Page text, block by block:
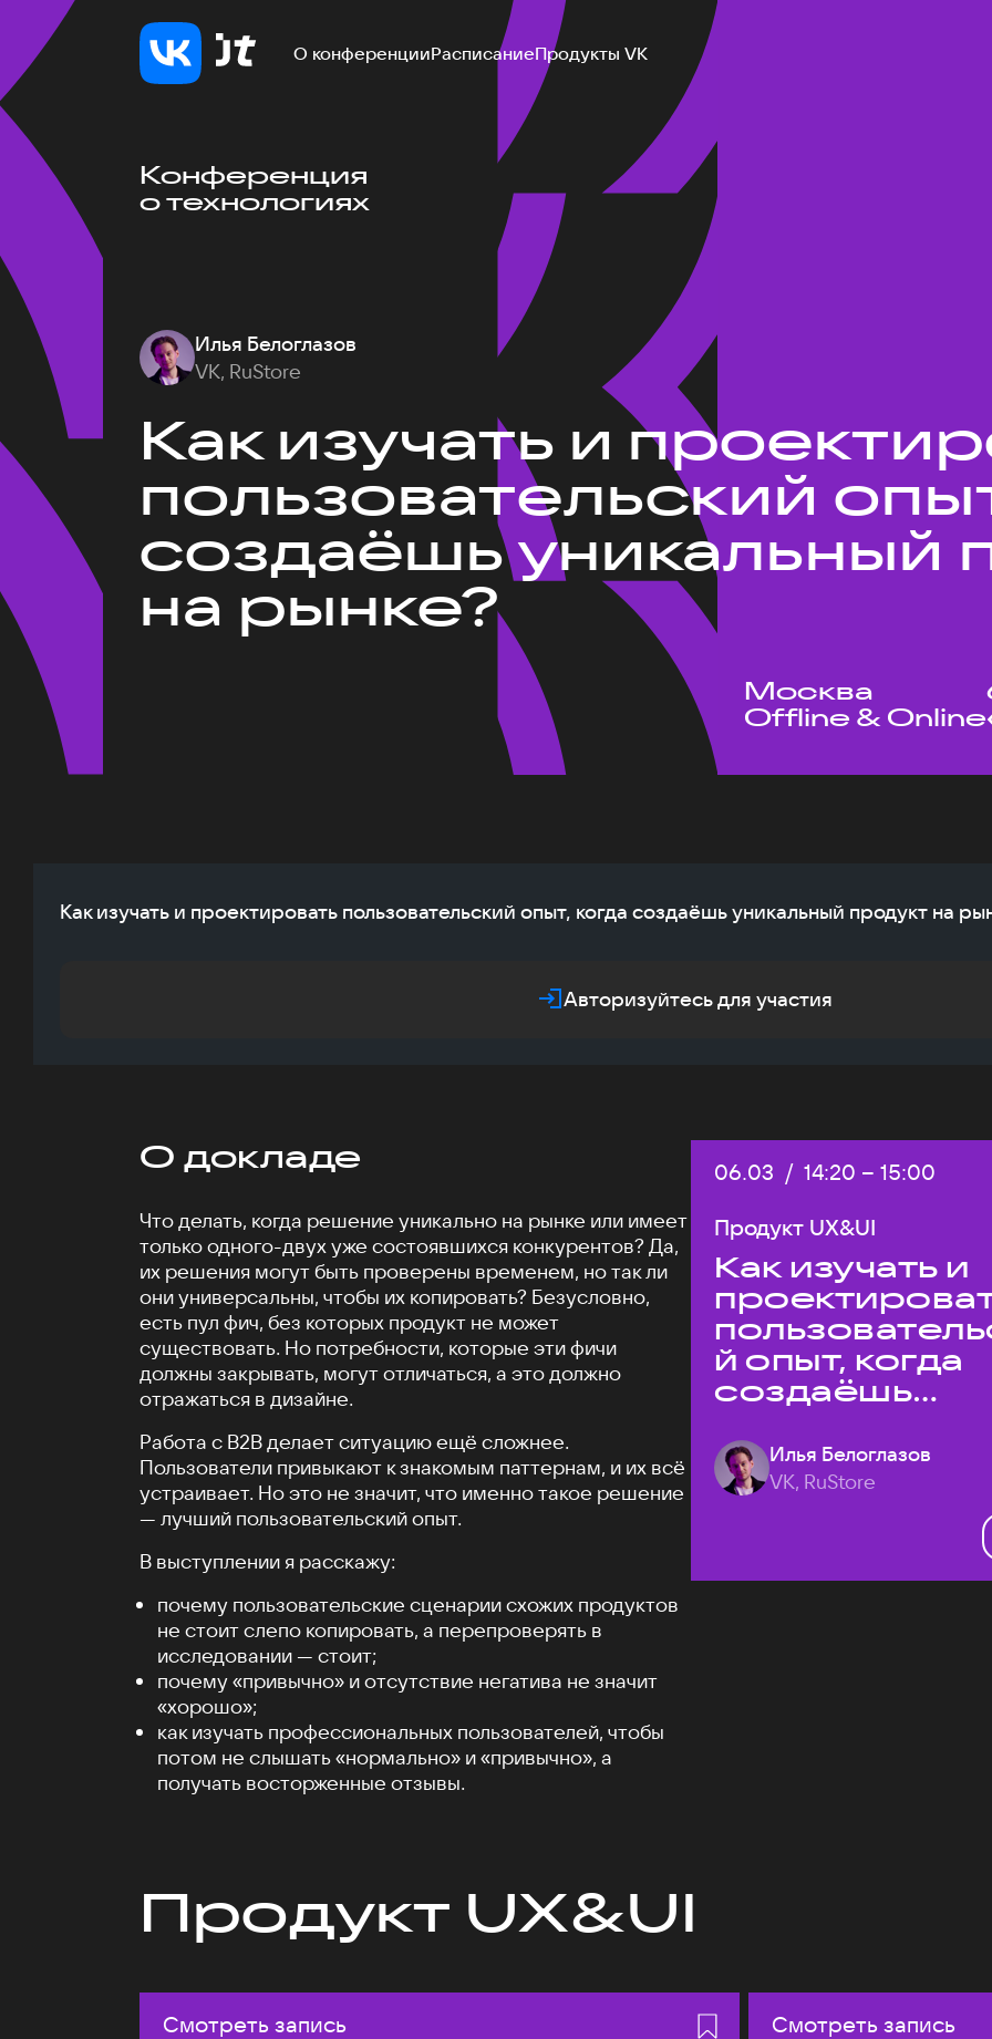
О конференцииРасписаниеПродукты VK
Конференция
о технологиях
Илья Белоглазов
VK, RuStore
Как изучать и
пользовательский
создаёшь уникальный
на рынке?
Москва
Offline & Online
Как изучать и проектировать пользовательский опыт, когда создаёшь уникальный продукт на
Авторизуйтесь для участия
О докладе
Что делать, когда решение уникально на рынке или имеет
только одного-двух уже состоявшихся конкурентов? Да,
их решения могут быть проверены временем, но так ли
они универсальны, чтобы их копировать? Безусловно,
есть пул фич, без которых продукт не может
существовать. Но потребности, которые эти фичи
должны закрывать, могут отличаться, а это должно
отражаться в дизайне.
Работа с B2B делает ситуацию ещё сложнее.
Пользователи привыкают к знакомым паттернам, и их всё
устраивает. Но это не значит, что именно такое решение
— лучший пользовательский опыт.
В выступлении я расскажу:
почему пользовательские сценарии схожих продуктов
не стоит слепо копировать, а перепроверять в
исследовании — стоит;
почему «привычно» и отсутствие негатива не значит
«хорошо»;
как изучать профессиональных пользователей, чтобы
потом не слышать «нормально» и «привычно», а
получать восторженные отзывы.
Дата:
06.03 / Начало:
14:20 – Конец:
15:00
Продукт UX&UI
Как изучать и
й опыт, когда
создаёшь
продукт на
рынке?
Илья Белоглазов
VK, RuStore
Продукт UX&UI
Смотреть запись
Смотреть запись